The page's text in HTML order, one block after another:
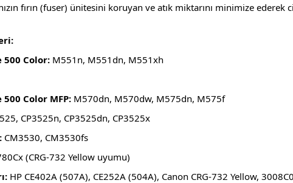
fırın (fuser) ünitesini koruyan ve atık miktarını minimize
500 Color: M551n, M551dn, M551xh
Color MFP: M570dn, M570dw, M575dn, M575f
CP3525n, CP3525dn, CP3525x
CM3530, CM3530fs
(CRG-732 Yellow uyumu)
HP CE402A (507A), CE252A (504A), Canon CRG-732 Yellow,